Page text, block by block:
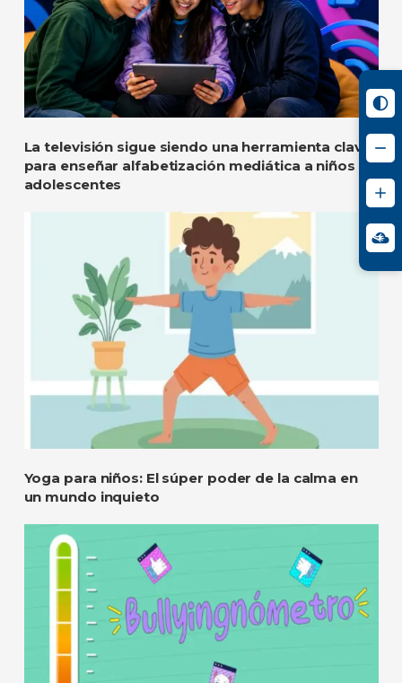
La televisión sigue siendo una herramienta clave
para enseñar alfabetización mediática a niños y
adolescentes
Yoga para niños: El súper poder de la calma en
un mundo inquieto